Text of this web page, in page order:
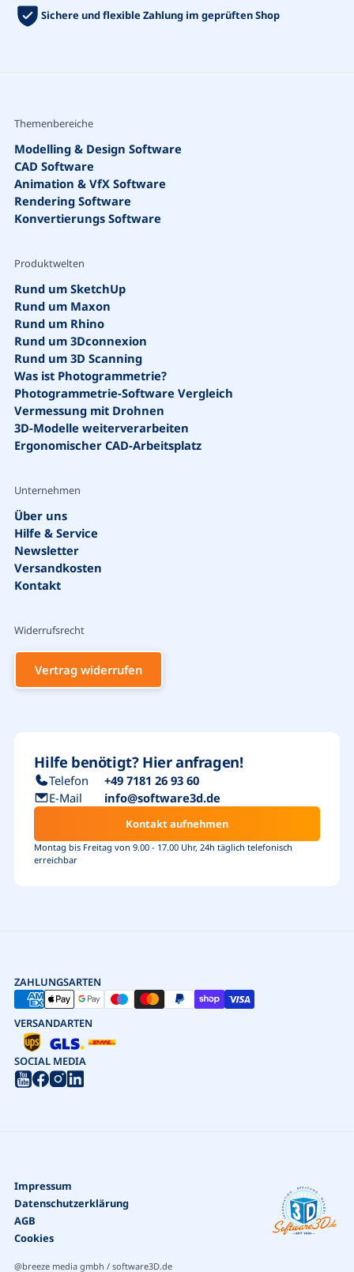
Sichere und flexible Zahlung im geprüften Shop
Themenbereiche
Modelling & Design Software
CAD Software
Animation & VfX Software
Rendering Software
Konvertierungs Software
Produktwelten
Rund um SketchUp
Rund um Maxon
Rund um Rhino
Rund um 3Dconnexion
Rund um 3D Scanning
Was ist Photogrammetrie?
Photogrammetrie-Software Vergleich
Vermessung mit Drohnen
3D-Modelle weiterverarbeiten
Ergonomischer CAD-Arbeitsplatz
Unternehmen
Über uns
Hilfe & Service
Newsletter
Versandkosten
Kontakt
Widerrufsrecht
Vertrag widerrufen
Hilfe benötigt? Hier anfragen!
Telefon
+49 7181 26 93 60
E-Mail
info@software3d.de
Kontakt aufnehmen
Montag bis Freitag von 9.00 - 17.00 Uhr, 24h täglich telefonisch
erreichbar
ZAHLUNGSARTEN
VERSANDARTEN
SOCIAL MEDIA
Impressum
Datenschutzerklärung
AGB
Cookies
@breeze media gmbh / software3D.de